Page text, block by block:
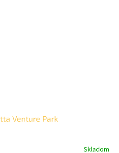
Venture Park
Skladom